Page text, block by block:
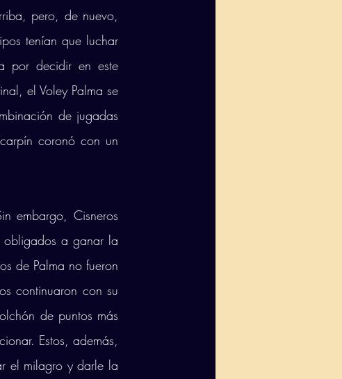
pero, de nuevo,
tenían que luchar
por decidir en este
el Voley Palma se
de jugadas
coronó con un
embargo, Cisneros
obligados a ganar la
de Palma no fueron
continuaron con su
de puntos más
Estos, además,
el milagro y darle la